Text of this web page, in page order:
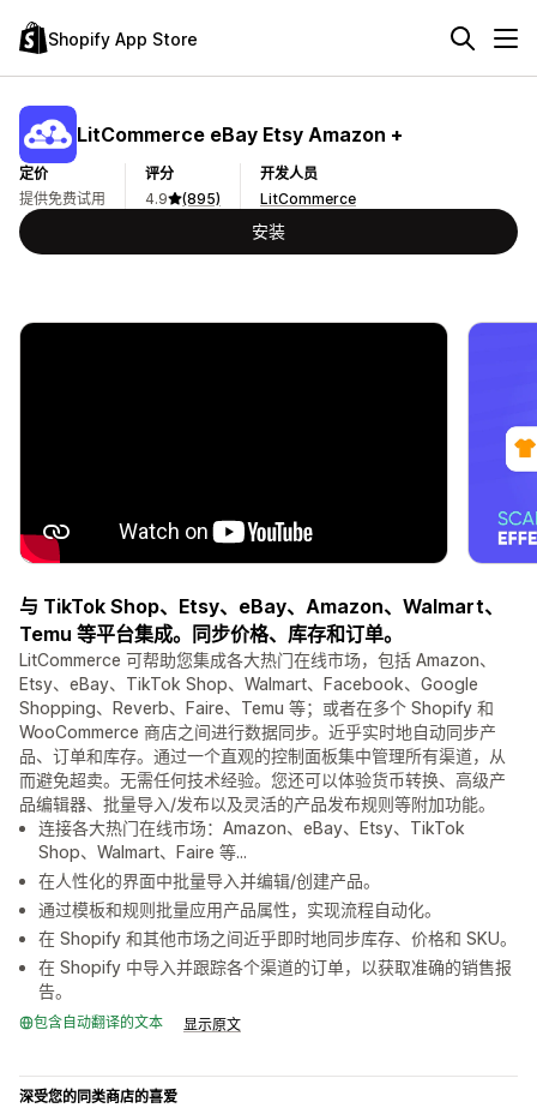
Shopify App Store
LitCommerce eBay Etsy Amazon +
定价
提供免费试用
评分
4.9
(895)
开发人员
LitCommerce
安装
与 TikTok Shop、Etsy、eBay、Amazon、Walmart、
Temu 等平台集成。同步价格、库存和订单。
LitCommerce 可帮助您集成各大热门在线市场，包括 Amazon、
Etsy、eBay、TikTok Shop、Walmart、Facebook、Google
Shopping、Reverb、Faire、Temu 等；或者在多个 Shopify 和
WooCommerce 商店之间进行数据同步。近乎实时地自动同步产
品、订单和库存。通过一个直观的控制面板集中管理所有渠道，从
而避免超卖。无需任何技术经验。您还可以体验货币转换、高级产
品编辑器、批量导入/发布以及灵活的产品发布规则等附加功能。
连接各大热门在线市场：Amazon、eBay、Etsy、TikTok
Shop、Walmart、Faire 等...
在人性化的界面中批量导入并编辑/创建产品。
通过模板和规则批量应用产品属性，实现流程自动化。
在 Shopify 和其他市场之间近乎即时地同步库存、价格和 SKU。
在 Shopify 中导入并跟踪各个渠道的订单，以获取准确的销售报
告。
包含自动翻译的文本 显示原文
深受您的同类商店的喜爱